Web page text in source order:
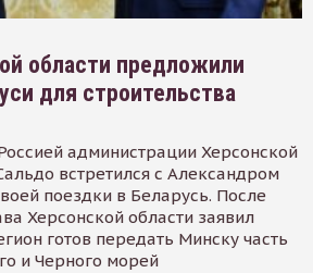
области предложили
для строительства
администрации Херсонской
встретился с Александром
поездки в Беларусь. После
Херсонской области заявил
готов передать Минску часть
и Черного морей